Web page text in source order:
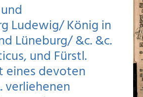
Ludewig/ König in
Lüneburg/ &c. &c.
und Fürstl.
eines devoten
verliehenen